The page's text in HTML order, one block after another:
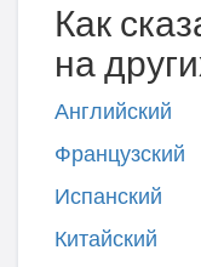
Как
на
Английский
Французский
Испанский
Китайский